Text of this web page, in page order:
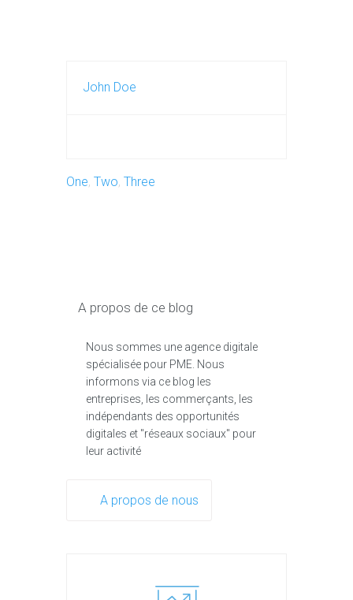
John Doe
One, Two, Three
A propos de ce blog
Nous sommes une agence digitale
spécialisée pour PME. Nous
informons via ce blog les
entreprises, les commerçants, les
indépendants des opportunités
digitales et "réseaux sociaux" pour
leur activité
A propos de nous